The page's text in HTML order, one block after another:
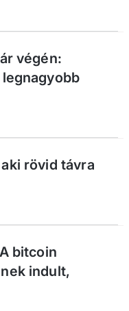
végén:
rövid távra
bitcoin
indult,